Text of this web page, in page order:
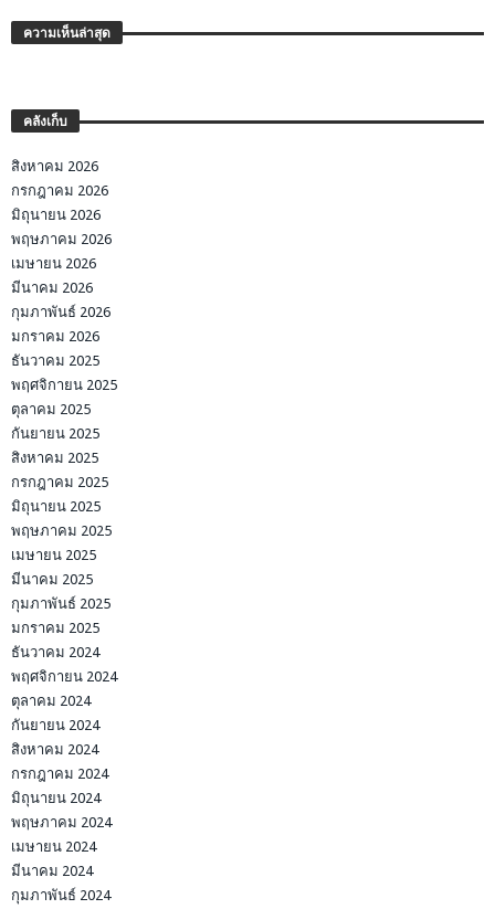
ความเห็นล่าสุด
คลังเก็บ
สิงหาคม 2026
กรกฎาคม 2026
มิถุนายน 2026
พฤษภาคม 2026
เมษายน 2026
มีนาคม 2026
กุมภาพันธ์ 2026
มกราคม 2026
ธันวาคม 2025
พฤศจิกายน 2025
ตุลาคม 2025
กันยายน 2025
สิงหาคม 2025
กรกฎาคม 2025
มิถุนายน 2025
พฤษภาคม 2025
เมษายน 2025
มีนาคม 2025
กุมภาพันธ์ 2025
มกราคม 2025
ธันวาคม 2024
พฤศจิกายน 2024
ตุลาคม 2024
กันยายน 2024
สิงหาคม 2024
กรกฎาคม 2024
มิถุนายน 2024
พฤษภาคม 2024
เมษายน 2024
มีนาคม 2024
กุมภาพันธ์ 2024